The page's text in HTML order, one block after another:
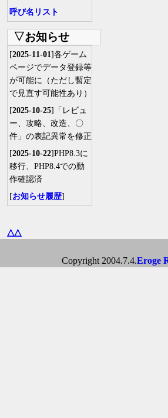
呼び名リスト
▽お知らせ
[2025-11-01]各ゲーム
ページでデータ登録等
が可能に（ただし暫定
で見直す可能性あり）
[2025-10-25]「レビュ
ー、攻略、改造、〇
件」の表記異常を修正
[2025-10-22]PHP8.3に
移行、PHP8.4での動
作確認済
[お知らせ履歴]
△△
Copyright 2004.7.4.Eroge